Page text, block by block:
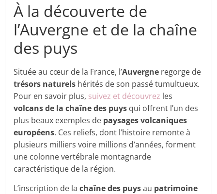
À la découverte de
l’Auvergne et de la chaîne
des puys
Située au cœur de la France, l’Auvergne regorge de
trésors naturels hérités de son passé tumultueux.
Pour en savoir plus, suivez et découvrez les
volcans de la chaîne des puys qui offrent l’un des
plus beaux exemples de paysages volcaniques
européens. Ces reliefs, dont l’histoire remonte à
plusieurs milliers voire millions d’années, forment
une colonne vertébrale montagnarde
caractéristique de la région.
L’inscription de lachaîne des puysau patrimoine